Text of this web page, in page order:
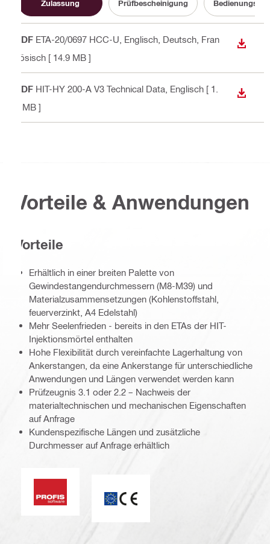
Zulassung Prüfbescheinigung
PDF ETA-20/0697 HCC-U , Englisch, Deutsch, Fran
zösisch [ 14.9 MB ]
PDF HIT-HY 200-A V3 Technical Data , Englisch [ 1.
8 MB ]
Vorteile & Anwendungen
Vorteile
Erhältlich in einer breiten Palette von
Gewindestangendurchmessern (M8-M39) und
Materialzusammensetzungen (Kohlenstoffstahl,
feuerverzinkt, A4 Edelstahl)
Mehr Seelenfrieden - bereits in den ETAs der HIT-
Injektionsmörtel enthalten
Hohe Flexibilität durch vereinfachte Lagerhaltung von
Ankerstangen, da eine Ankerstange für unterschiedliche
Anwendungen und Längen verwendet werden kann
Prüfzeugnis 3.1 oder 2.2 – Nachweis der
materialtechnischen und mechanischen Eigenschaften
auf Anfrage
Kundenspezifische Längen und zusätzliche
Durchmesser auf Anfrage erhältlich
PROFIS Software